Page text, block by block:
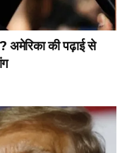
अमेरिका की पढ़ाई से